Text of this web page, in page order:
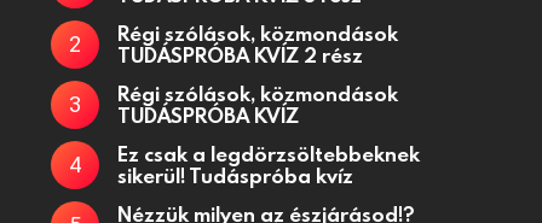
Régi szólások, közmondások
TUDÁSPRÓBA KVÍZ 2 rész
Régi szólások, közmondások
TUDÁSPRÓBA KVÍZ
Ez csak a legdörzsöltebbeknek
sikerül! Tudáspróba kvíz
Nézzük milyen az észjárásod!?